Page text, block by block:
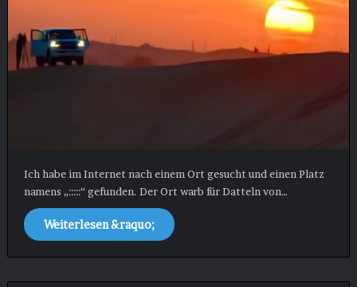
Ich habe im Internet nach einem Ort gesucht und einen Platz
namens „:::::“ gefunden. Der Ort warb für Datteln von…
Weiterlesen &raquo;